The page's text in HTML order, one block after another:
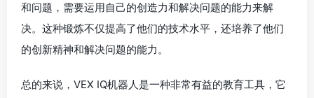
和问题，需要运用自己的创造力和解决问题的能力来解
决。这种锻炼不仅提高了他们的技术水平，还培养了他们
的创新精神和解决问题的能力。
总的来说，VEX IQ机器人是一种非常有益的教育工具，它